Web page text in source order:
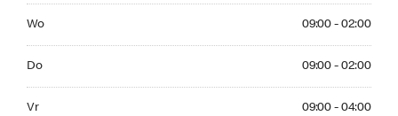
Wo 09:00 - 02:00
Do 09:00 - 02:00
Vr 09:00 - 04:00